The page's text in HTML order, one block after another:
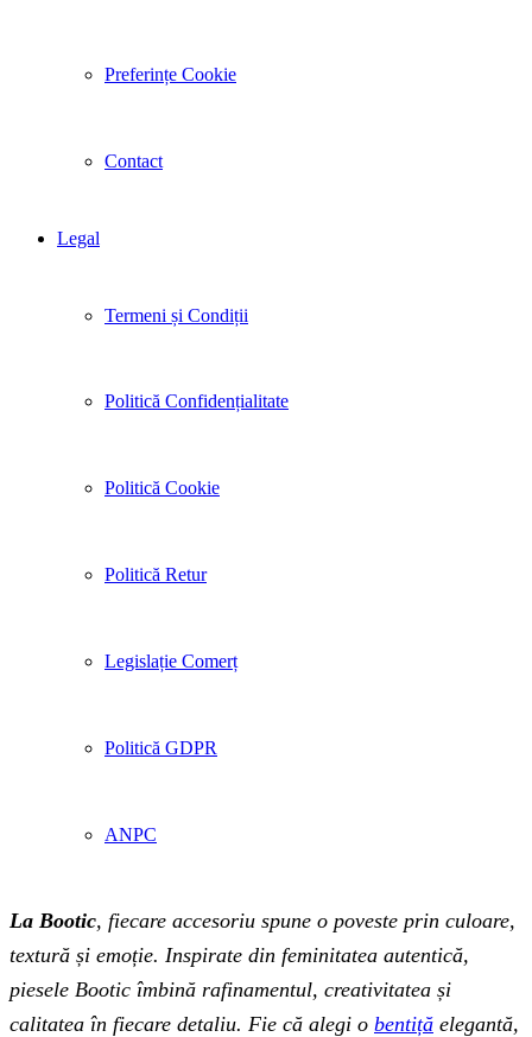
Preferințe Cookie
Contact
Legal
Termeni și Condiții
Politică Confidențialitate
Politică Cookie
Politică Retur
Legislație Comerț
Politică GDPR
ANPC
La Bootic, fiecare accesoriu spune o poveste prin culoare,
textură și emoție. Inspirate din feminitatea autentică,
piesele Bootic îmbină rafinamentul, creativitatea și
calitatea în fiecare detaliu. Fie că alegi o bentiță elegantă,